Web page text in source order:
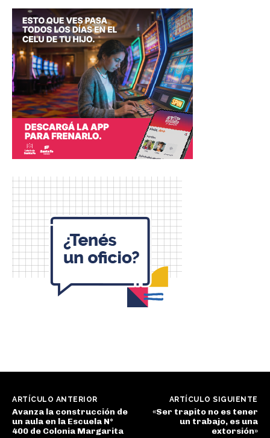
ARTÍCULO ANTERIOR
Avanza la construcción de
un aula en la Escuela N°
400 de Colonia Margarita
ARTÍCULO SIGUIENTE
«Ser trapito no es tener
un trabajo, es una
extorsión»